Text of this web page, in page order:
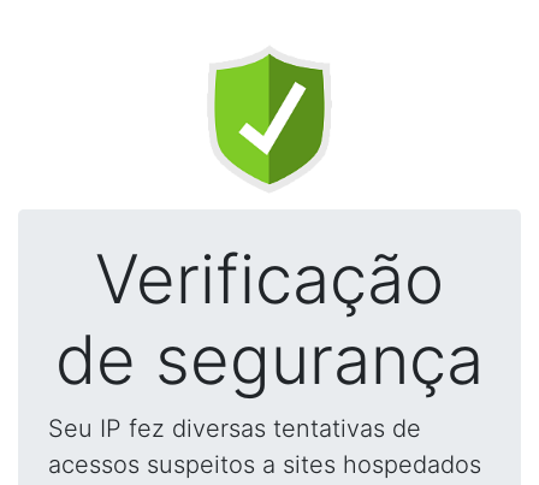
Verificação
de segurança
Seu IP fez diversas tentativas de
acessos suspeitos a sites hospedados